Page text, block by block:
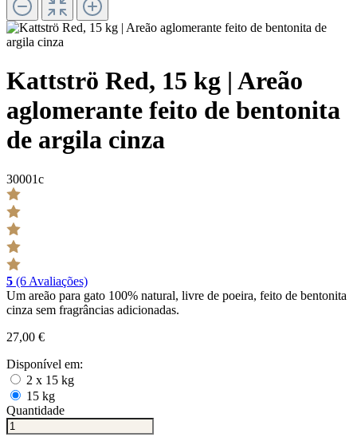
Kattströ Red, 15 kg | Areão
aglomerante feito de bentonita
de argila cinza
30001c
5 (6 Avaliações)
Um areão para gato 100% natural, livre de poeira, feito de bentonita
cinza sem fragrâncias adicionadas.
27,00 €
Disponível em:
2 x 15 kg
15 kg
Quantidade